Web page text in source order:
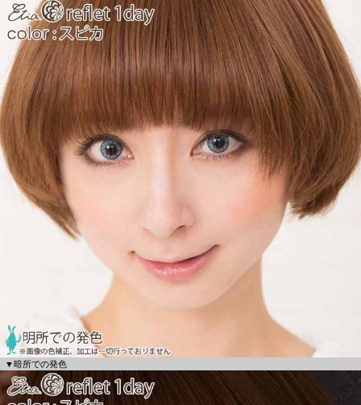
▼暗所での発色